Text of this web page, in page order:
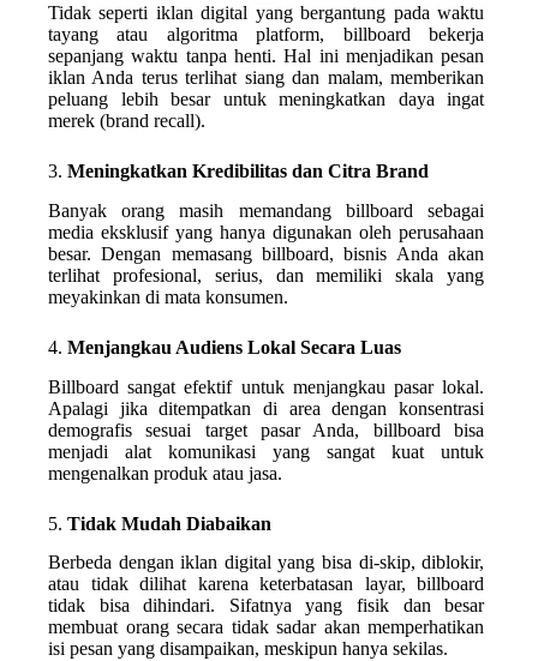
Tidak seperti iklan digital yang bergantung pada waktu
tayang atau algoritma platform, billboard bekerja
sepanjang waktu tanpa henti. Hal ini menjadikan pesan
iklan Anda terus terlihat siang dan malam, memberikan
peluang lebih besar untuk meningkatkan daya ingat
merek (brand recall).
3. Meningkatkan Kredibilitas dan Citra Brand
Banyak orang masih memandang billboard sebagai
media eksklusif yang hanya digunakan oleh perusahaan
besar. Dengan memasang billboard, bisnis Anda akan
terlihat profesional, serius, dan memiliki skala yang
meyakinkan di mata konsumen.
4. Menjangkau Audiens Lokal Secara Luas
Billboard sangat efektif untuk menjangkau pasar lokal.
Apalagi jika ditempatkan di area dengan konsentrasi
demografis sesuai target pasar Anda, billboard bisa
menjadi alat komunikasi yang sangat kuat untuk
mengenalkan produk atau jasa.
5. Tidak Mudah Diabaikan
Berbeda dengan iklan digital yang bisa di-skip, diblokir,
atau tidak dilihat karena keterbatasan layar, billboard
tidak bisa dihindari. Sifatnya yang fisik dan besar
membuat orang secara tidak sadar akan memperhatikan
isi pesan yang disampaikan, meskipun hanya sekilas.